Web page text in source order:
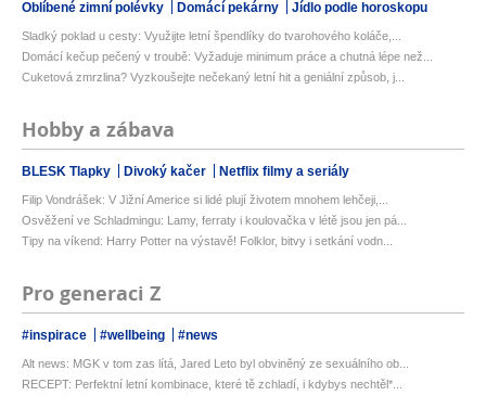
Oblíbené zimní polévky Domácí pekárny Jídlo podle horoskopu
Sladký poklad u cesty: Využijte letní špendlíky do tvarohového koláče,...
Domácí kečup pečený v troubě: Vyžaduje minimum práce a chutná lépe než...
Cuketová zmrzlina? Vyzkoušejte nečekaný letní hit a geniální způsob, j...
Hobby a zábava
BLESK Tlapky Divoký kačer Netflix filmy a seriály
Filip Vondrášek: V Jižní Americe si lidé plují životem mnohem lehčeji,...
Osvěžení ve Schladmingu: Lamy, ferraty i koulovačka v létě jsou jen pá...
Tipy na víkend: Harry Potter na výstavě! Folklor, bitvy i setkání vodn...
Pro generaci Z
#inspirace #wellbeing #news
Alt news: MGK v tom zas lítá, Jared Leto byl obviněný ze sexuálního ob...
RECEPT: Perfektní letní kombinace, které tě zchladí, i kdybys nechtěl*...